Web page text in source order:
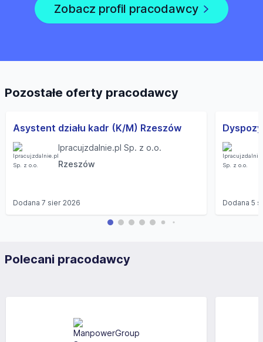
Zobacz profil pracodawcy
Pozostałe oferty pracodawcy
Asystent działu kadr (K/M) Rzeszów
Ipracujzdalnie.pl Sp. z o.o.
Rzeszów
Dodana 7 sier 2026 Dodana5
Polecani pracodawcy